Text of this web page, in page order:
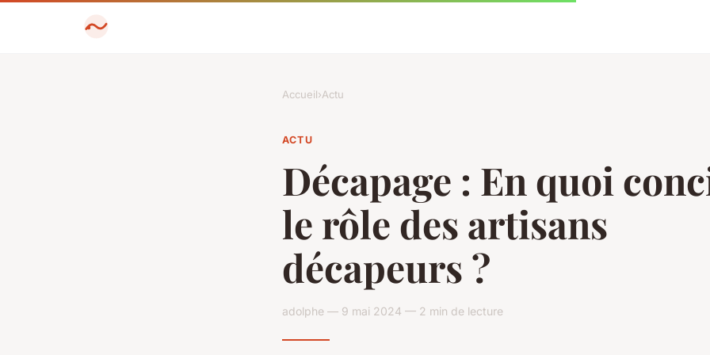
Accueil›Actu
ACTU
Décapage : En quoi
le rôle des artisans
décapeurs ?
adolphe — 9 mai 2024 — 2 min de lecture